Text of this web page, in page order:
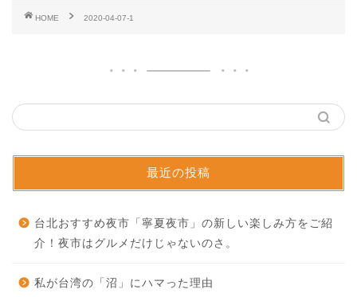
HOME 2020-04-07-1
最近の投稿
台北おすすめ夜市「寧夏夜市」の新しい楽しみ方をご紹
介！夜市はグルメだけじゃないのさ。
私が台湾の「沼」にハマった理由